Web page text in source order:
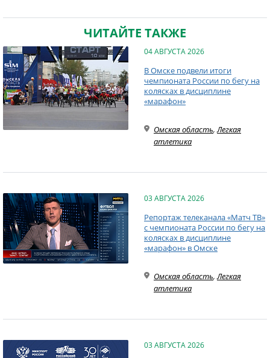
ЧИТАЙТЕ ТАКЖЕ
04 АВГУСТА 2026
В Омске подвели итоги
чемпионата России по бегу на
колясках в дисциплине
«марафон»
Омская область,Легкая
атлетика
03 АВГУСТА 2026
Репортаж телеканала «Матч ТВ»
с чемпионата России по бегу на
колясках в дисциплине
«марафон» в Омске
Омская область,Легкая
атлетика
03 АВГУСТА 2026